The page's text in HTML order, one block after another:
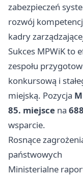
zabezpieczeń
rozwój
kadry
Sukces MPWiK to
zespołu
konkursową i
miejską. Pozycja
85. miejsce na 688
wsparcie.
Rosnące
państwowych
Ministerialne